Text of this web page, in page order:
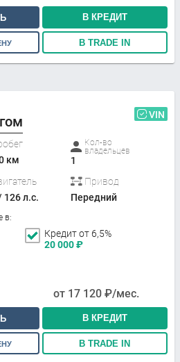
В КРЕДИТ
В TRADE IN
VIN
км
Кол-во
владельцев
1
126 л.с.
Привод
Передний
в:
Кредит от 6,5%
20 000₽
от 17 120 ₽/мес.
В КРЕДИТ
В TRADE IN